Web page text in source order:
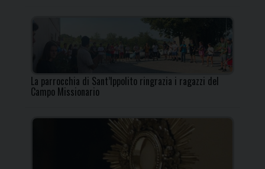
La parrocchia di Sant’Ippolito ringrazia i ragazzi del
Campo Missionario